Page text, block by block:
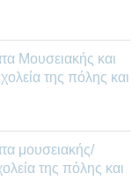
Μουσειακής και
της πόλης και
μουσειακής/
της πόλης και